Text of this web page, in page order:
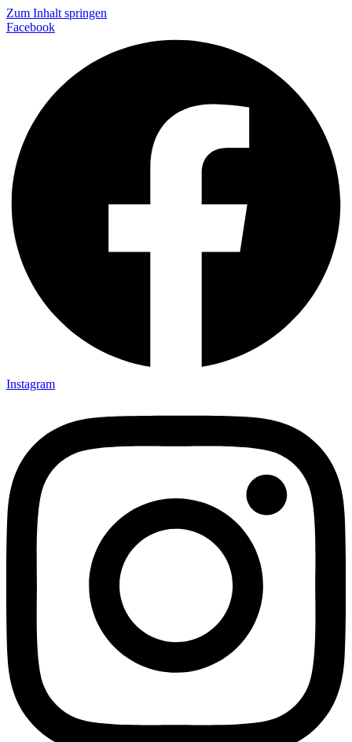
Zum Inhalt springen
Facebook
Instagram